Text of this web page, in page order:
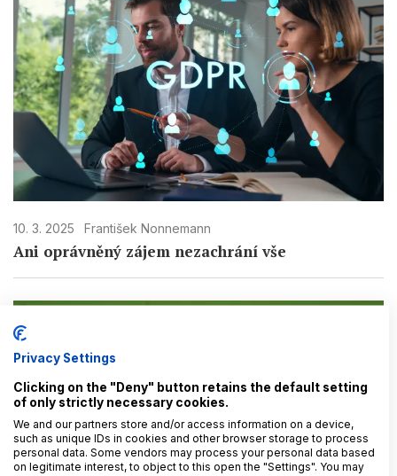
10. 3. 2025 František Nonnemann
Ani oprávněný zájem nezachrání vše
Privacy Settings
Clicking on the "Deny" button retains the default setting
of only strictly necessary cookies.
We and our partners store and/or access information on a device,
such as unique IDs in cookies and other browser storage to process
personal data. Some vendors may process your personal data based
on legitimate interest, to object to this open the "Settings". You may